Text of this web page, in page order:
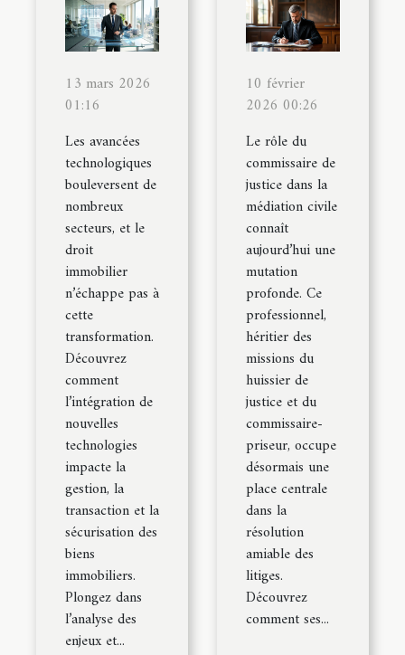
13 mars 2026
01:16
Les avancées
technologiques
bouleversent de
nombreux
secteurs, et le
droit
immobilier
n’échappe pas à
cette
transformation.
Découvrez
comment
l’intégration de
nouvelles
technologies
impacte la
gestion, la
transaction et la
sécurisation des
biens
immobiliers.
Plongez dans
l’analyse des
enjeux et...
10 février
2026 00:26
Le rôle du
commissaire de
justice dans la
médiation civile
connaît
aujourd’hui une
mutation
profonde. Ce
professionnel,
héritier des
missions du
huissier de
justice et du
commissaire-
priseur, occupe
désormais une
place centrale
dans la
résolution
amiable des
litiges.
Découvrez
comment ses...